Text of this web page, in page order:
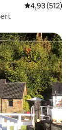
4,93 av 5 i
4,93 (512)